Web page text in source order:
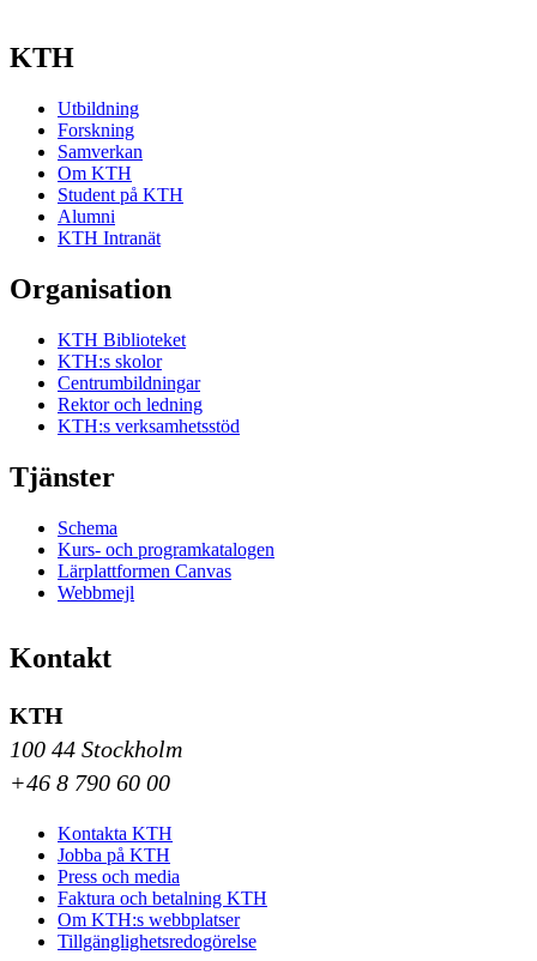
KTH
Utbildning
Forskning
Samverkan
Om KTH
Student på KTH
Alumni
KTH Intranät
Organisation
KTH Biblioteket
KTH:s skolor
Centrumbildningar
Rektor och ledning
KTH:s verksamhetsstöd
Tjänster
Schema
Kurs- och programkatalogen
Lärplattformen Canvas
Webbmejl
Kontakt
KTH
100 44 Stockholm
+46 8 790 60 00
Kontakta KTH
Jobba på KTH
Press och media
Faktura och betalning KTH
Om KTH:s webbplatser
Tillgänglighetsredogörelse